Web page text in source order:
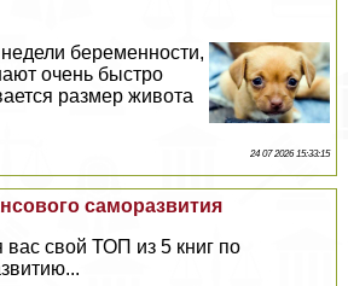
беременности,
очень быстро
размер живота
24 07 2026 15:33:15
саморазвития
свой ТОП из 5 книг по